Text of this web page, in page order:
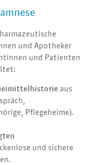
und Apotheker
und Patienten
aus
Pflegeheime).
und sichere